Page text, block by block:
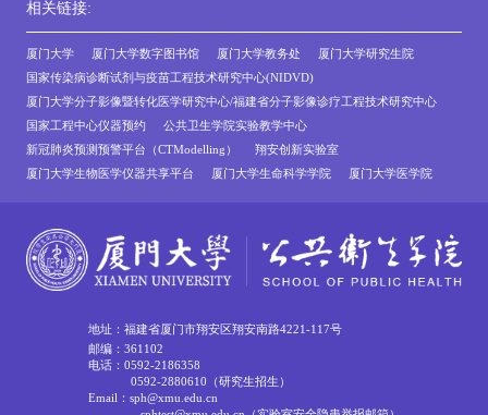
相关链接:
厦门大学 厦门大学数字图书馆 厦门大学教务处
厦门大学研究生院
国家传染病诊断试剂与疫苗工程技术研究中心(NIDVD)
厦门大学分子影像暨转化医学研究中心/福建省分子影像诊疗工程技术研究中心
国家工程中心仪器预约
公共卫生学院实验教学中心
新冠肺炎预测预警平台（CTModelling）
翔安创新实验室
厦门大学生物医学仪器共享平台
厦门大学生命科学学院 厦门大学医学院
地址：福建省厦门市翔安区翔安南路4221-117号
邮编：361102
电话：0592-2186358
0592-2880610（研究生招生）
Email：sph@xmu.edu.cn